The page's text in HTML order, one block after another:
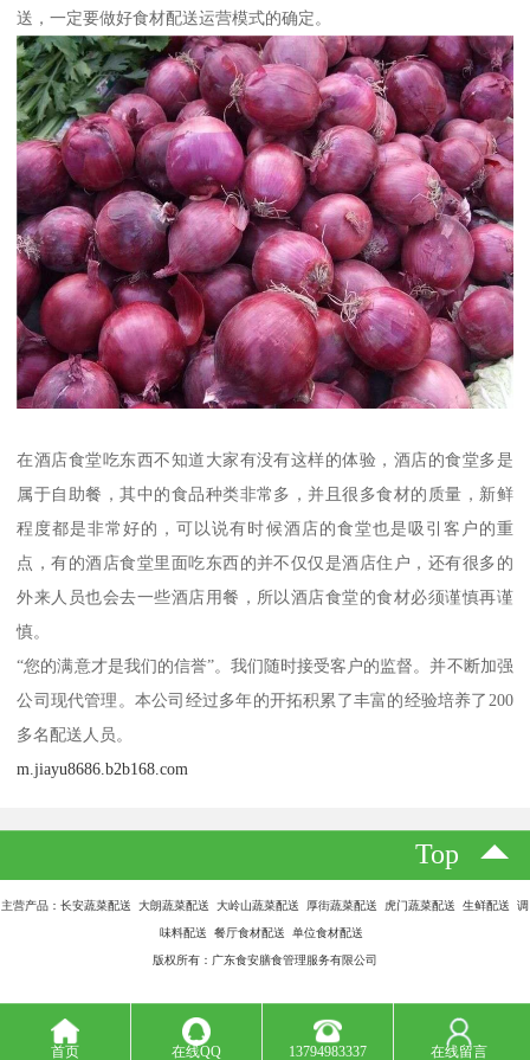
送，一定要做好食材配送运营模式的确定。
在酒店食堂吃东西不知道大家有没有这样的体验，酒店的食堂多是
属于自助餐，其中的食品种类非常多，并且很多食材的质量，新鲜
程度都是非常好的，可以说有时候酒店的食堂也是吸引客户的重
点，有的酒店食堂里面吃东西的并不仅仅是酒店住户，还有很多的
外来人员也会去一些酒店用餐，所以酒店食堂的食材必须谨慎再谨
慎。
“您的满意才是我们的信誉”。我们随时接受客户的监督。并不断加强
公司现代管理。本公司经过多年的开拓积累了丰富的经验培养了200
多名配送人员。
m.jiayu8686.b2b168.com
Top
主营产品：长安蔬菜配送 大朗蔬菜配送 大岭山蔬菜配送 厚街蔬菜配送 虎门蔬菜配送 生鲜配送 调
味料配送 餐厅食材配送 单位食材配送
版权所有：广东食安膳食管理服务有限公司
首页 在线QQ 13794983337 在线留言